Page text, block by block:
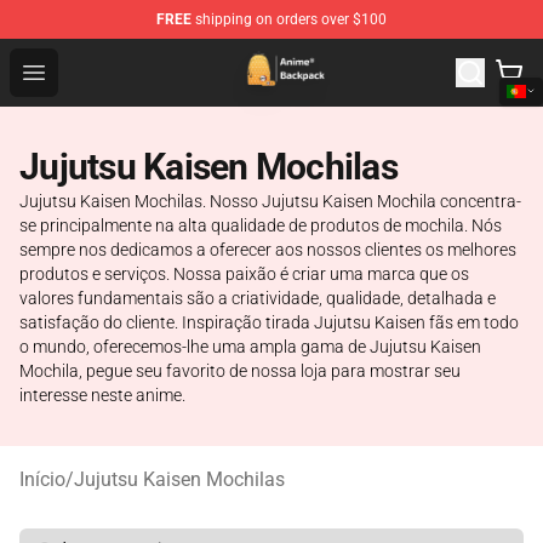
FREE shipping on orders over $100
Open menu
Anime Backpack Shop - Official Anime Backpack Store
Jujutsu Kaisen Mochilas
Jujutsu Kaisen Mochilas. Nosso Jujutsu Kaisen Mochila concentra-
se principalmente na alta qualidade de produtos de mochila. Nós
sempre nos dedicamos a oferecer aos nossos clientes os melhores
produtos e serviços. Nossa paixão é criar uma marca que os
valores fundamentais são a criatividade, qualidade, detalhada e
satisfação do cliente. Inspiração tirada Jujutsu Kaisen fãs em todo
o mundo, oferecemos-lhe uma ampla gama de Jujutsu Kaisen
Mochila, pegue seu favorito de nossa loja para mostrar seu
interesse neste anime.
Início/Jujutsu Kaisen Mochilas